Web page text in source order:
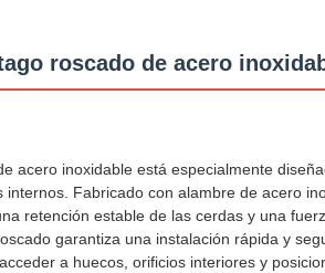
roscado de acero
acero inoxidable está especialmente
Fabricado con alambre de acero
retención estable de las cerdas y una
garantiza una instalación rápida y
a huecos, orificios interiores y